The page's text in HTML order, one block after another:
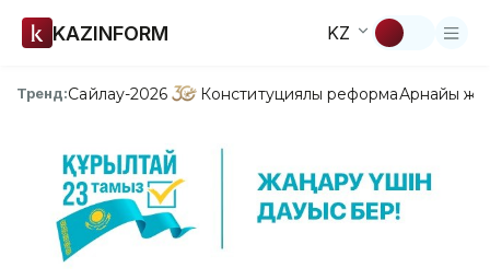
KAZINFORM KZ
Тренд:Сайлау-2026 Конституциялық реформаАрнайы